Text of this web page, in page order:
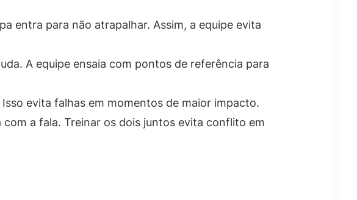
entra para não atrapalhar. Assim, a equipe evita
A equipe ensaia com pontos de referência para
evita falhas em momentos de maior impacto.
a fala. Treinar os dois juntos evita conflito em